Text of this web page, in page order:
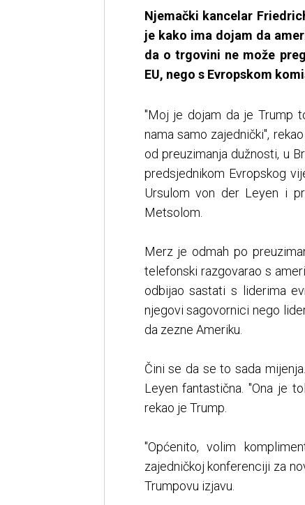
Njemački kancelar
je kako ima dojam da
da o trgovini ne može
EU, nego s Evropskom
"Moj je dojam da je Trump
nama samo zajednički",
od preuzimanja dužnosti, u
predsjednikom Evropskog
Ursulom von der Leyen i
Metsolom.
Merz je odmah po
telefonski razgovarao s
odbijao sastati s liderima
njegovi sagovornici nego
da zezne Ameriku.
Čini se da se to sada
Leyen fantastična. "Ona je
rekao je Trump.
"Općenito, volim
zajedničkoj konferenciji za
Trumpovu izjavu.